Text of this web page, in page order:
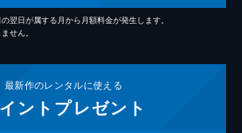
翌日が属する月から月額料金が発生します。
せん。
最新作のレンタルに使える
ント プレゼント